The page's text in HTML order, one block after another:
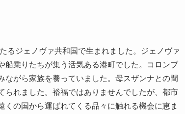
るジェノヴァ共和国で生まれました。ジェノヴァ
船乗りたちが集う活気ある港町でした。コロンブ
がら家族を養っていました。母スザンナとの間
られました。裕福ではありませんでしたが、都市
の国から運ばれてくる品々に触れる機会に恵ま